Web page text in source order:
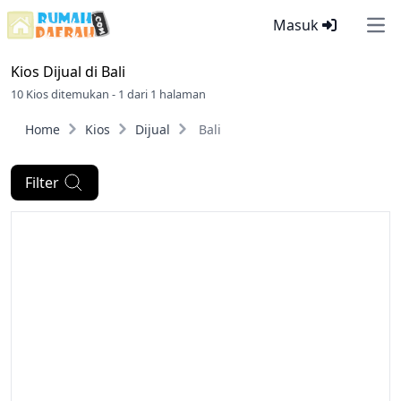
Masuk
Kios Dijual di Bali
10 Kios ditemukan - 1 dari 1 halaman
Home Kios Dijual Bali
Filter